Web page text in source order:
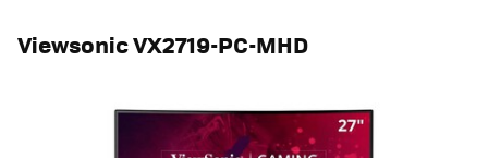
Viewsonic VX2719-PC-MHD